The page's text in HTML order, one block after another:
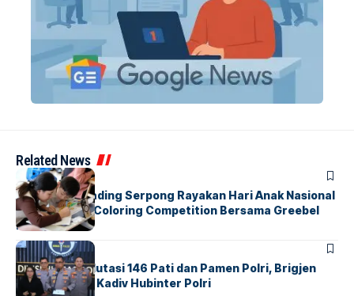
Related News
BERITAINDEX
Atria Hotel Gading Serpong Rayakan Hari Anak Nasional
Lewat Family Coloring Competition Bersama Greebel
Indonesia
BERITA
Mabes Polri Mutasi 146 Pati dan Pamen Polri, Brigjen
Untung Jabat Kadiv Hubinter Polri